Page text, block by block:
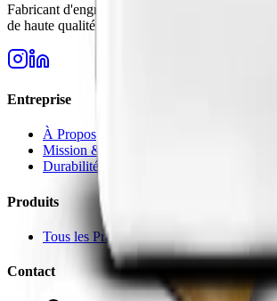
Fabricant d'engrais de confiance en Turquie
de haute qualité pour les besoins de l'agriculture
Entreprise
À Propos
Mission & Vision
Durabilité
Produits
Tous les Produits
Contact